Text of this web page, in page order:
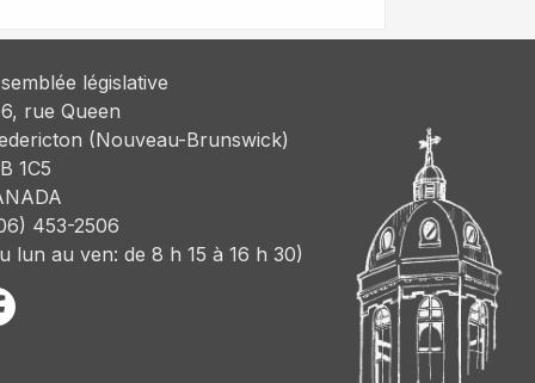
législative
rue Queen
(Nouveau-Brunswick)
1C5
453-2506
lun au ven: de 8 h 15 à 16 h 30)